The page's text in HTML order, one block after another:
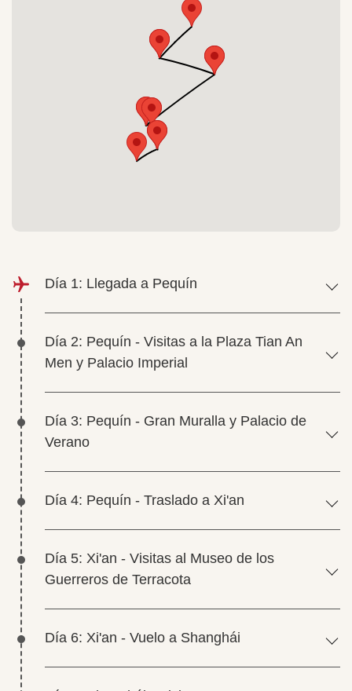
Día 1: Llegada a Pequín
Día 2: Pequín - Visitas a la Plaza Tian An
Men y Palacio Imperial
Día 3: Pequín - Gran Muralla y Palacio de
Verano
Día 4: Pequín - Traslado a Xi'an
Día 5: Xi'an - Visitas al Museo de los
Guerreros de Terracota
Día 6: Xi'an - Vuelo a Shanghái